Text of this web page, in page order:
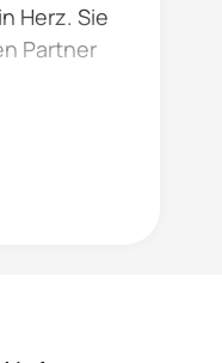
Herz. Sie
Partner